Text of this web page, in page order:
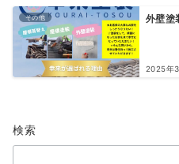
その他 外壁塗
2025年
検索